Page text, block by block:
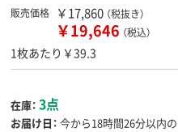
販売価格 ￥17,860 （税抜き）
￥19,646 （税込）
1枚あたり￥39.3
在庫： 3点
お届け日： 今から18時間26分以内の